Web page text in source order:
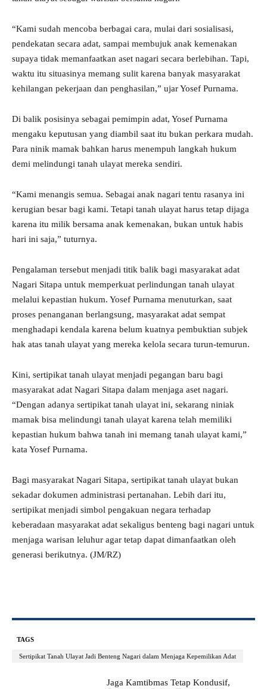
“Kami sudah mencoba berbagai cara, mulai dari sosialisasi,
pendekatan secara adat, sampai membujuk anak kemenakan
supaya tidak memanfaatkan aset nagari secara berlebihan. Tapi,
waktu itu situasinya memang sulit karena banyak masyarakat
kehilangan pekerjaan dan penghasilan,” ujar Yosef Purnama.
Di balik posisinya sebagai pemimpin adat, Yosef Purnama
mengaku keputusan yang diambil saat itu bukan perkara mudah.
Para ninik mamak bahkan harus menempuh langkah hukum
demi melindungi tanah ulayat mereka sendiri.
“Kami menangis semua. Sebagai anak nagari tentu rasanya ini
kerugian besar bagi kami. Tetapi tanah ulayat harus tetap dijaga
karena itu milik bersama anak kemenakan, bukan untuk habis
hari ini saja,” tuturnya.
Pengalaman tersebut menjadi titik balik bagi masyarakat adat
Nagari Sitapa untuk memperkuat perlindungan tanah ulayat
melalui kepastian hukum. Yosef Purnama menuturkan, saat
proses penanganan berlangsung, masyarakat adat sempat
menghadapi kendala karena belum kuatnya pembuktian subjek
hak atas tanah ulayat yang mereka kelola secara turun-temurun.
Kini, sertipikat tanah ulayat menjadi pegangan baru bagi
masyarakat adat Nagari Sitapa dalam menjaga aset nagari.
“Dengan adanya sertipikat tanah ulayat ini, sekarang niniak
mamak bisa melindungi tanah ulayat karena telah memiliki
kepastian hukum bahwa tanah ini memang tanah ulayat kami,”
kata Yosef Purnama.
Bagi masyarakat Nagari Sitapa, sertipikat tanah ulayat bukan
sekadar dokumen administrasi pertanahan. Lebih dari itu,
sertipikat menjadi simbol pengakuan negara terhadap
keberadaan masyarakat adat sekaligus benteng bagi nagari untuk
menjaga warisan leluhur agar tetap dapat dimanfaatkan oleh
generasi berikutnya. (JM/RZ)
TAGS
Sertipikat Tanah Ulayat Jadi Benteng Nagari dalam Menjaga Kepemilikan Adat
Jaga Kamtibmas Tetap Kondusif,